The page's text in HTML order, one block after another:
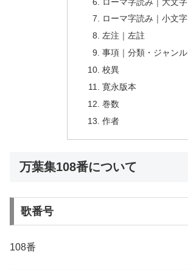
ローマ字読み｜小文字
左注｜左註
事項｜分類・ジャンル
校異
寛永版本
巻数
作者
万葉集108番について
歌番号
108番